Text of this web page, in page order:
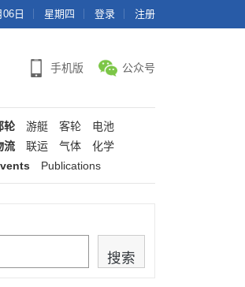
日 星期四 登录 注册
手机版 公众号
轮 游艇 客轮
电池
流
联运 气体
化学
Publications
搜索